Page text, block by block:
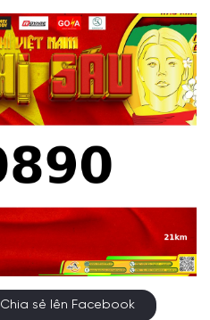
Chia sẻ lên Facebook